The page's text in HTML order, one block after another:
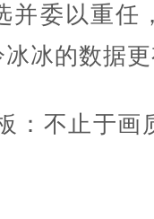
并委以重任
冰的数据
不止于画